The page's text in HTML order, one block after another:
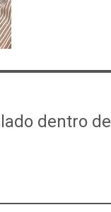
dentro de